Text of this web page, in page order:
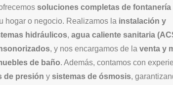
soluciones completas de fontanería
hogar o negocio. Realizamos la instalación y
hidráulicos, agua caliente sanitaria
, y nos encargamos de la venta y
de baño. Además, contamos con
de presión y sistemas de ósmosis,